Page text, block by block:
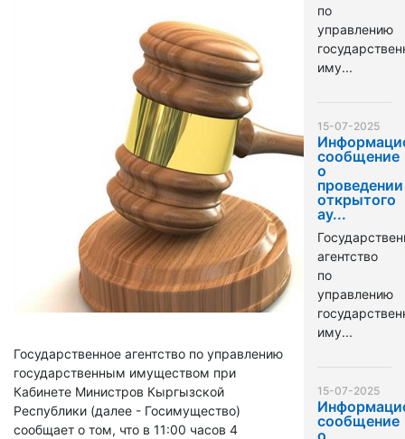
Государственное агентство по управлению
государственным имуществом при
Кабинете Министров Кыргызской
Республики (далее - Госимущество)
сообщает о том, что в 11:00 часов 4
по
управлению
иму...
15-07-2025
сообщение
о
проведении
открытого
ау...
агентство
по
управлению
иму...
15-07-2025
сообщение
о